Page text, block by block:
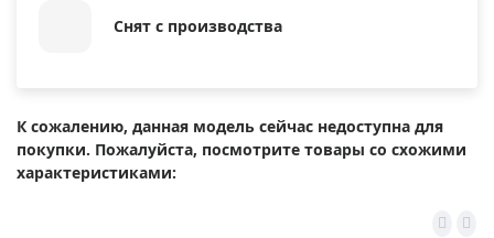
Снят с производства
К сожалению, данная модель сейчас недоступна для
покупки. Пожалуйста, посмотрите товары со схожими
характеристиками: